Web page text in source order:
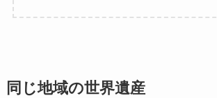
同じ地域の世界遺産